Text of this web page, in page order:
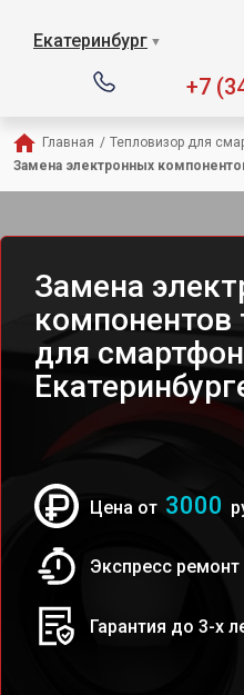
Екатеринбург ▼
+7
Главная / Тепловизор для
Замена электронных
Замена
компонентов
для
Цена от 3000
Экспресс
Гарантия до 3-х